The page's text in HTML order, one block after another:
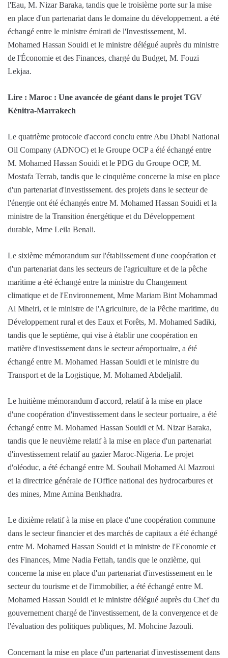
l'Eau, M. Nizar Baraka, tandis que le troisième porte sur la mise
en place d'un partenariat dans le domaine du développement. a été
échangé entre le ministre émirati de l'Investissement, M.
Mohamed Hassan Souidi et le ministre délégué auprès du ministre
de l'Économie et des Finances, chargé du Budget, M. Fouzi
Lekjaa.
Lire : Maroc : Une avancée de géant dans le projet TGV
Kénitra-Marrakech
Le quatrième protocole d'accord conclu entre Abu Dhabi National
Oil Company (ADNOC) et le Groupe OCP a été échangé entre
M. Mohamed Hassan Souidi et le PDG du Groupe OCP, M.
Mostafa Terrab, tandis que le cinquième concerne la mise en place
d'un partenariat d'investissement. des projets dans le secteur de
l'énergie ont été échangés entre M. Mohamed Hassan Souidi et la
ministre de la Transition énergétique et du Développement
durable, Mme Leila Benali.
Le sixième mémorandum sur l'établissement d'une coopération et
d'un partenariat dans les secteurs de l'agriculture et de la pêche
maritime a été échangé entre la ministre du Changement
climatique et de l'Environnement, Mme Mariam Bint Mohammad
Al Mheiri, et le ministre de l'Agriculture, de la Pêche maritime, du
Développement rural et des Eaux et Forêts, M. Mohamed Sadiki,
tandis que le septième, qui vise à établir une coopération en
matière d'investissement dans le secteur aéroportuaire, a été
échangé entre M. Mohamed Hassan Souidi et le ministre du
Transport et de la Logistique, M. Mohamed Abdeljalil.
Le huitième mémorandum d'accord, relatif à la mise en place
d'une coopération d'investissement dans le secteur portuaire, a été
échangé entre M. Mohamed Hassan Souidi et M. Nizar Baraka,
tandis que le neuvième relatif à la mise en place d'un partenariat
d'investissement relatif au gazier Maroc-Nigeria. Le projet
d'oléoduc, a été échangé entre M. Souhail Mohamed Al Mazroui
et la directrice générale de l'Office national des hydrocarbures et
des mines, Mme Amina Benkhadra.
Le dixième relatif à la mise en place d'une coopération commune
dans le secteur financier et des marchés de capitaux a été échangé
entre M. Mohamed Hassan Souidi et la ministre de l'Economie et
des Finances, Mme Nadia Fettah, tandis que le onzième, qui
concerne la mise en place d'un partenariat d'investissement en le
secteur du tourisme et de l'immobilier, a été échangé entre M.
Mohamed Hassan Souidi et le ministre délégué auprès du Chef du
gouvernement chargé de l'investissement, de la convergence et de
l'évaluation des politiques publiques, M. Mohcine Jazouli.
Concernant la mise en place d'un partenariat d'investissement dans